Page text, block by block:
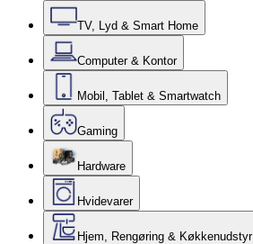
TV, Lyd & Smart Home
Computer & Kontor
Mobil, Tablet & Smartwatch
Gaming
Hardware
Hvidevarer
Hjem, Rengøring & Køkkenudstyr